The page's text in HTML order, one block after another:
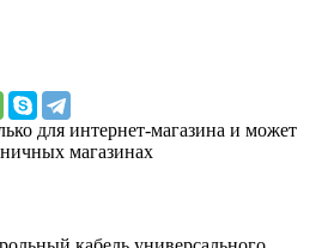
для интернет-магазина и может
магазинах